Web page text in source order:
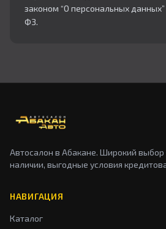
законом “О персональных данных”
ФЗ.
Автосалон в Абакане. Широкий выбор
наличии, выгодные условия
НАВИГАЦИЯ
Каталог